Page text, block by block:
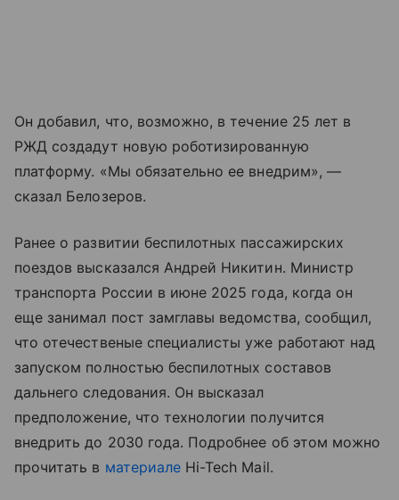
Он добавил, что, возможно, в течение 25 лет в
РЖД создадут новую роботизированную
платформу. «Мы обязательно ее внедрим», —
сказал Белозеров.
Ранее о развитии беспилотных пассажирских
поездов высказался Андрей Никитин. Министр
транспорта России в июне 2025 года, когда он
еще занимал пост замглавы ведомства, сообщил,
что отечественые специалисты уже работают над
запуском полностью беспилотных составов
дальнего следования. Он высказал
предположение, что технологии получится
внедрить до 2030 года. Подробнее об этом можно
прочитать в материале Hi-Tech Mail.